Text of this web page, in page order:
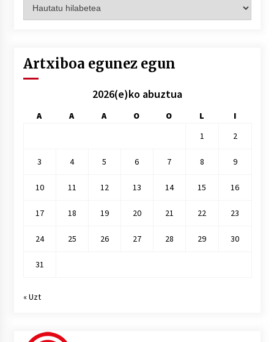
hilez
Artxiboa egunez egun
2026(e)ko abuztua
A A A O O L
I
1
2
3 4 5 6 7 8 9
10 11 12 13 14 15 16
17 18 19 20 21 22 23
24 25 26 27 28 29 30
31
« Uzt